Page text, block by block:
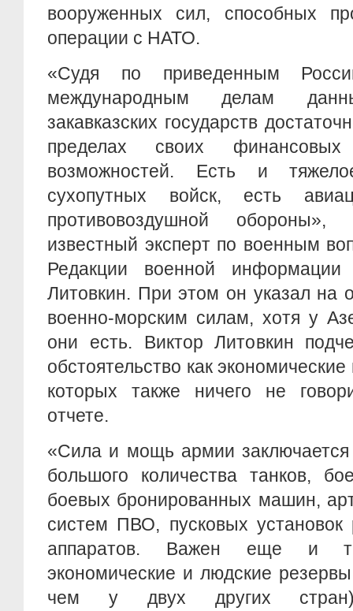
вооруженных сил, способных
операции с НАТО.
«Судя по приведенным
международным делам
закавказских государств
пределах своих
возможностей. Есть и
сухопутных войск, есть
противовоздушной
известный эксперт по военным
Редакции военной
Литовкин. При этом он указал на
военно-морским силам, хотя у
они есть. Виктор Литовкин
обстоятельство как
которых также ничего не
отчете.
«Сила и мощь армии
большого количества танков,
боевых бронированных машин,
систем ПВО, пусковых установок
аппаратов. Важен еще и
экономические и людские
чем у двух других